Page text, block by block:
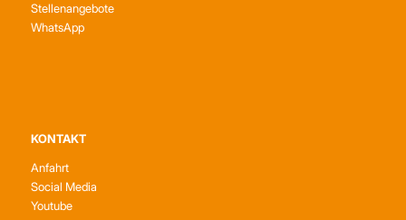
Stellenangebote
WhatsApp
KONTAKT
Anfahrt
Social Media
Youtube